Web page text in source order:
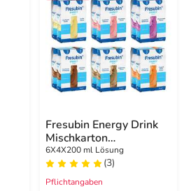
Fresubin Energy Drink
Mischkarton
Trinkflasche
6X4X200 ml Lösung
(3)
Pflichtangaben